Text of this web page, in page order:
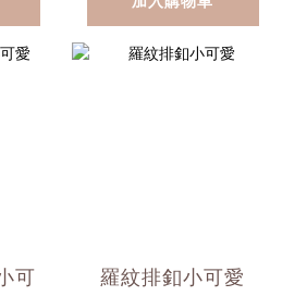
可
羅紋排釦小可愛